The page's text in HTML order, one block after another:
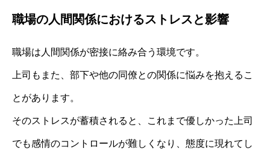
職場の人間関係におけるストレスと影響
職場は人間関係が密接に絡み合う環境です。
上司もまた、部下や他の同僚との関係に悩みを抱えるこ
とがあります。
そのストレスが蓄積されると、これまで優しかった上司
でも感情のコントロールが難しくなり、態度に現れてし